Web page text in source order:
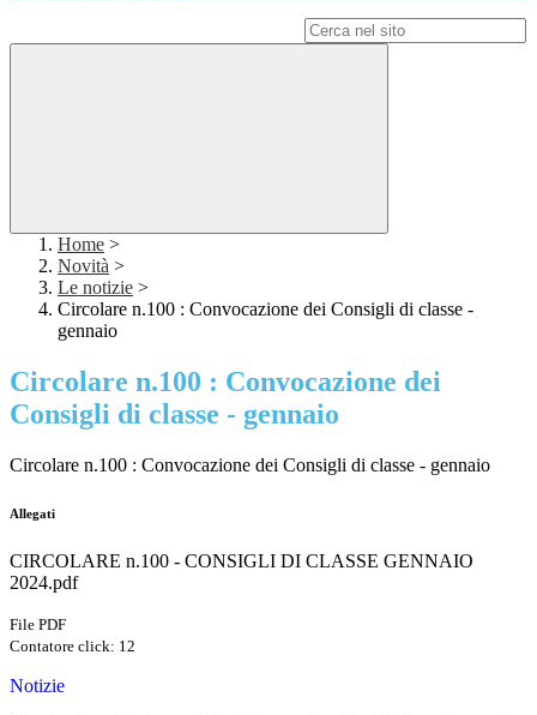
Home >
Novità >
Le notizie >
Circolare n.100 : Convocazione dei Consigli di classe -
gennaio
Circolare n.100 : Convocazione dei
Consigli di classe - gennaio
Circolare n.100 : Convocazione dei Consigli di classe - gennaio
Allegati
CIRCOLARE n.100 - CONSIGLI DI CLASSE GENNAIO
2024.pdf
File PDF
Contatore click: 12
Notizie